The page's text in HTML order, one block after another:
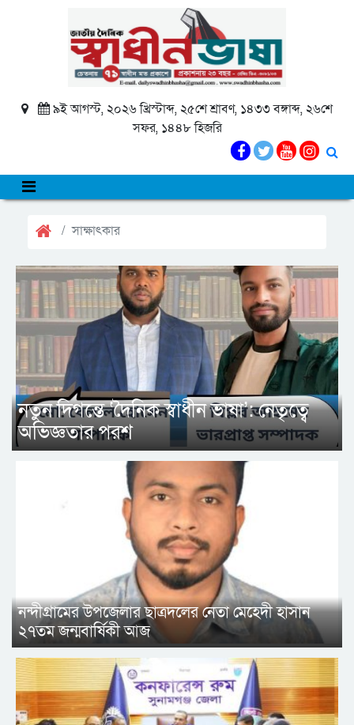
৯ই আগস্ট, ২০২৬ খ্রিস্টাব্দ, ২৫শে শ্রাবণ, ১৪৩৩ বঙ্গাব্দ, ২৬শে
সফর, ১৪৪৮ হিজরি
সাক্ষাৎকার
নতুন দিগন্তে ‘দৈনিক স্বাধীন ভাষা’: নেতৃত্বে
অভিজ্ঞতার পরশ
নন্দীগ্রামের উপজেলার ছাত্রদলের নেতা মেহেদী হাসান
২৭তম জন্মবার্ষিকী আজ